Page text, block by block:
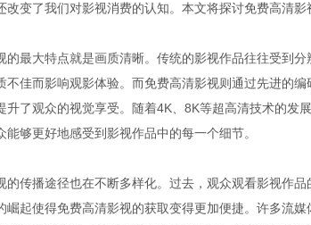
改变了我们对影视消费的认知。本文将探讨免费高清影
的最大特点就是画质清晰。传统的影视作品往往受到
不佳而影响观影体验。而免费高清影视则通过先进的
升了观众的视觉享受。随着4K、8K等超高清技术的发
能够更好地感受到影视作品中的每一个细节。
的传播途径也在不断多样化。过去，观众观看影视作品
崛起使得免费高清影视的获取变得更加便捷。许多流媒